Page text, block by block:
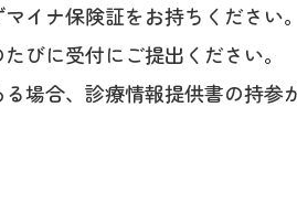
イナ保険証をお持ちください。
びに受付にご提出ください。
場合、診療情報提供書の持参